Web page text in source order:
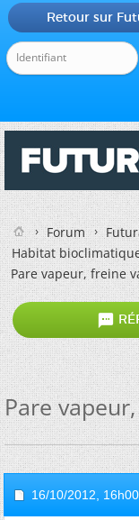
Retour sur
Forum
Habitat
Pare vapeur, freine

Pare
16/10/2012, 16h00